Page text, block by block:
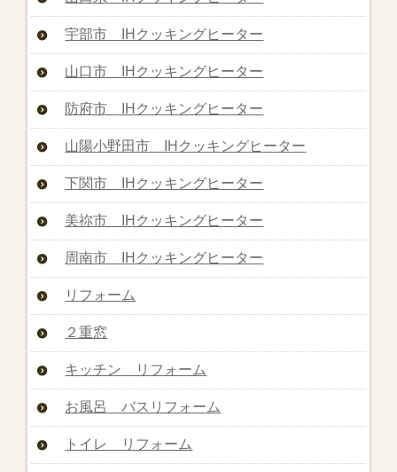
宇部市 IHクッキングヒーター
山口市 IHクッキングヒーター
防府市 IHクッキングヒーター
山陽小野田市 IHクッキングヒーター
下関市 IHクッキングヒーター
美祢市 IHクッキングヒーター
周南市 IHクッキングヒーター
リフォーム
２重窓
キッチン リフォーム
お風呂 バスリフォーム
トイレ リフォーム